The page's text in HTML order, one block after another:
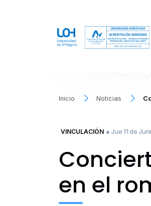
Inicio Noticias
VINCULACIÓN ● Jue 11 de
en el